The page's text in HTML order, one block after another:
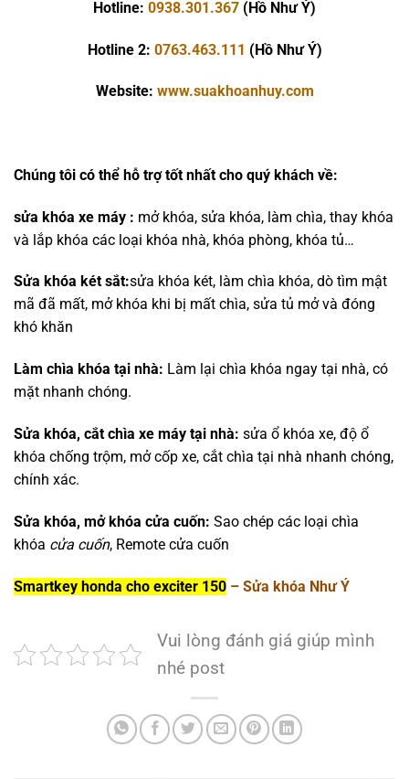
Hotline: 0938.301.367 (Hồ Như Ý)
Hotline 2: 0763.463.111 (Hồ Như Ý)
Website: www.suakhoanhuy.com
Chúng tôi có thể hỗ trợ tốt nhất cho quý khách về:
sửa khóa xe máy : mở khóa, sửa khóa, làm chìa, thay khóa
và lắp khóa các loại khóa nhà, khóa phòng, khóa tủ…
Sửa khóa két sắt:sửa khóa két, làm chìa khóa, dò tìm mật
mã đã mất, mở khóa khi bị mất chìa, sửa tủ mở và đóng
khó khăn
Làm chìa khóa tại nhà: Làm lại chìa khóa ngay tại nhà, có
mặt nhanh chóng.
Sửa khóa, cắt chìa xe máy tại nhà: sửa ổ khóa xe, độ ổ
khóa chống trộm, mở cốp xe, cắt chìa tại nhà nhanh chóng,
chính xác.
Sửa khóa, mở khóa cửa cuốn: Sao chép các loại chìa
khóa cửa cuốn, Remote cửa cuốn
Smartkey honda cho exciter 150 – Sửa khóa Như Ý
Vui lòng đánh giá giúp mình
nhé post